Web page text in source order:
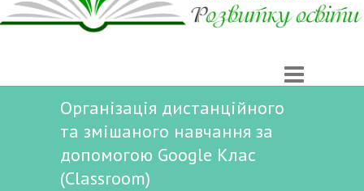
Організація дистанційного
та змішаного навчання за
допомогою Google Клас
(Classroom)